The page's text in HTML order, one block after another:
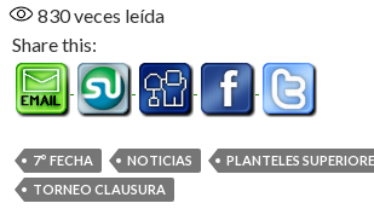
830veces leída
Share this:
7° FECHA NOTICIAS PLANTELES
TORNEO CLAUSURA